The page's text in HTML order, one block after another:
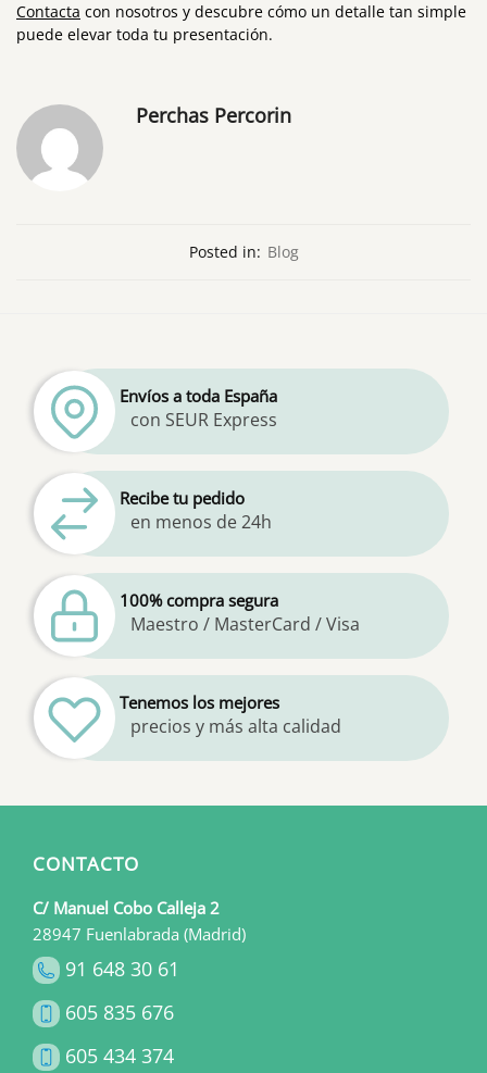
Contacta con nosotros y descubre cómo un detalle tan simple
puede elevar toda tu presentación.
Perchas Percorin
Posted in: Blog
Envíos a toda España
con SEUR Express
Recibe tu pedido
en menos de 24h
100% compra segura
Maestro / MasterCard / Visa
Tenemos los mejores
precios y más alta calidad
CONTACTO
C/ Manuel Cobo Calleja 2
28947 Fuenlabrada (Madrid)
91 648 30 61
605 835 676
605 434 374